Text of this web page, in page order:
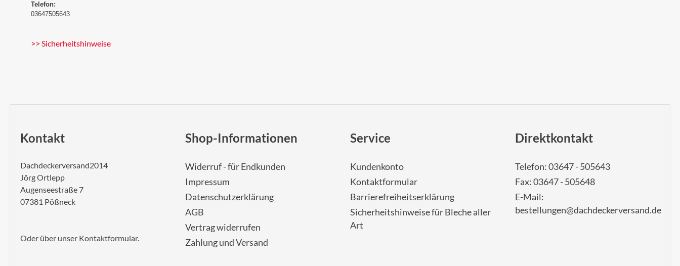
Telefon:
03647505643
>> Sicherheitshinweise
Kontakt
Dachdeckerversand2014
Jörg Ortlepp
Augenseestraße 7
07381 Pößneck
Oder über unser Kontaktformular.
Shop-Informationen
Widerruf - für Endkunden
Impressum
Datenschutzerklärung
AGB
Vertrag widerrufen
Zahlung und Versand
Service
Kundenkonto
Kontaktformular
Barrierefreiheitserklärung
Sicherheitshinweise für Bleche aller
Art
Direktkontakt
Telefon: 03647 - 505643
Fax: 03647 - 505648
E-Mail:
bestellungen@dachdeckerversand.de